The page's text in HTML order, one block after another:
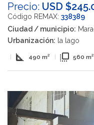
Precio: USD
Código REMAX: 338389
Ciudad / municipio:
Urbanización: la lago
square_foot 490 m² flip_to_front 560 m²